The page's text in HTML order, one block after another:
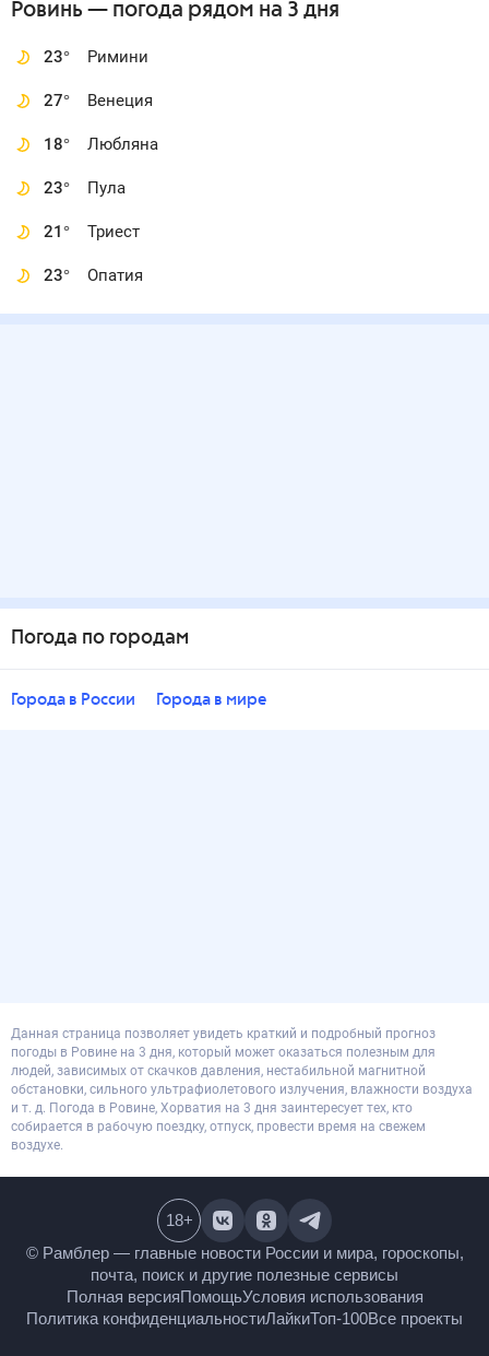
Ровинь — погода рядом на 3 дня
23° Римини
27° Венеция
18° Любляна
23° Пула
21° Триест
23° Опатия
Погода по городам
Города в России Города в мире
Данная страница позволяет увидеть краткий и подробный прогноз
погоды в Ровине на 3 дня, который может оказаться полезным для
людей, зависимых от скачков давления, нестабильной магнитной
обстановки, сильного ультрафиолетового излучения, влажности воздуха
и т. д. Погода в Ровине, Хорватия на 3 дня заинтересует тех, кто
собирается в рабочую поездку, отпуск, провести время на свежем
воздухе.
© Рамблер — главные новости России и мира,
гороскопы, почта, поиск и другие полезные сервисы
Полная версияПомощьУсловия использования
Политика конфиденциальностиЛайкиТоп-100
18+